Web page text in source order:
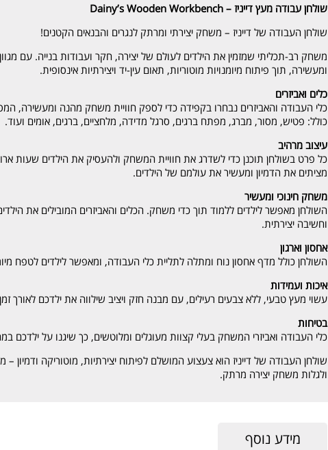
שולחן עבודה מעץ דייניז – ‏‏‏‏Dainy’s Wooden Workbench
שולחן העבודה של דייניז – משחק יצירתי ומרתק לנגרים והבנאים הקטנים!
משחק רב-תכליתי שמזמין את הילדים לעולם של יצירה, חקר ועבודות בנייה. עם
ומעשירה, תוך פיתוח מיומנויות מוטוריות, תאום עין-יד ויצירתיות אינסופית.
כלים ואביזרים
כלי העבודה והאביזרים נבחרו בקפידה כדי לספק חוויית משחק מהנה ומעשירה,
כולל: פטיש, מסור, מברג, מפתח ברגים, סרגל מדידה, מלחציים, ברגים, אומים ועוד.
עיצוב מרהיב
כל פרט בשולחן תוכנן כדי לשדרג את חוויית המשחק ולהעסיק את הילדים שעות
מציתים את הדמיון ומעשיר את עולמם של הילדים.
משחק חינוכי ומעשיר
השולחן מאפשר לילדים ללמוד תוך כדי משחק. הכלים והאביזרים המובילים את
וחשיבה יצירתית.
אחסון וארגון
השולחן כולל מדף אחסון נוח ומתלה לתליית כלי העבודה, ומאפשר לילדים לטפח
איכות ועמידות
עשוי מעץ טבעי, ללא צבעים רעילים, עם מבנה חזק ויציב שילווה את ילדכם לאורך
בטיחות
כלי העבודה ואביזרי המשחק בעלי קצוות מעוגלים ומלוטשים, כך שיגנו על
שולחן העבודה של דייניז הוא צעצוע המושלם לפיתוח יצירתיות, מוטוריקה
ולגלות משחק יצירה מרתק.
מידע נוסף